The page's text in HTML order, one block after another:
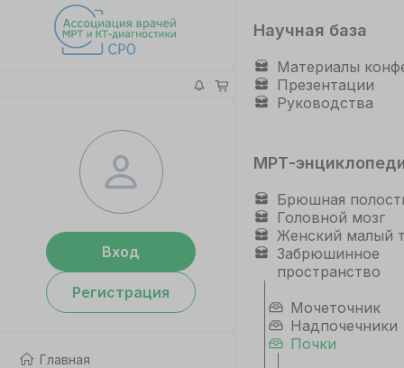
Вход
Регистрация
Главная
Научная база
Материалы
Презентации
Руководства
МРТ-
Брюшная
Головной мозг
Женский малый
Забрюшинное
пространство
Мочеточник
Надпочечники
Почки